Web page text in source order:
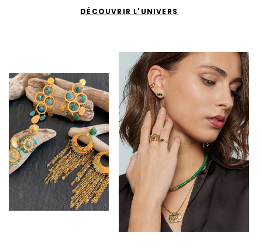
DÉCOUVRIR L'UNIVERS